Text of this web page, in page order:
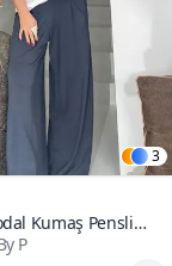
3
Kumaş Pensli
P